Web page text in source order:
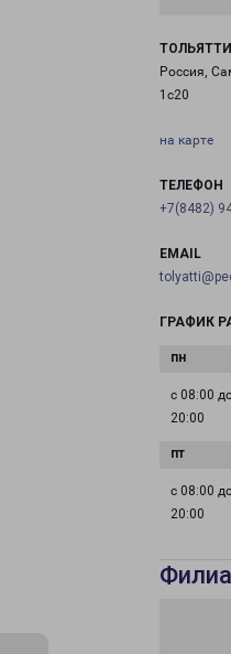
ТОЛЬЯТТИ
Россия,
1с20
на карте
ТЕЛЕФОН
+7(8482)
EMAIL
ГРАФИК
с 08:00
20:00
с 08:00
20:00